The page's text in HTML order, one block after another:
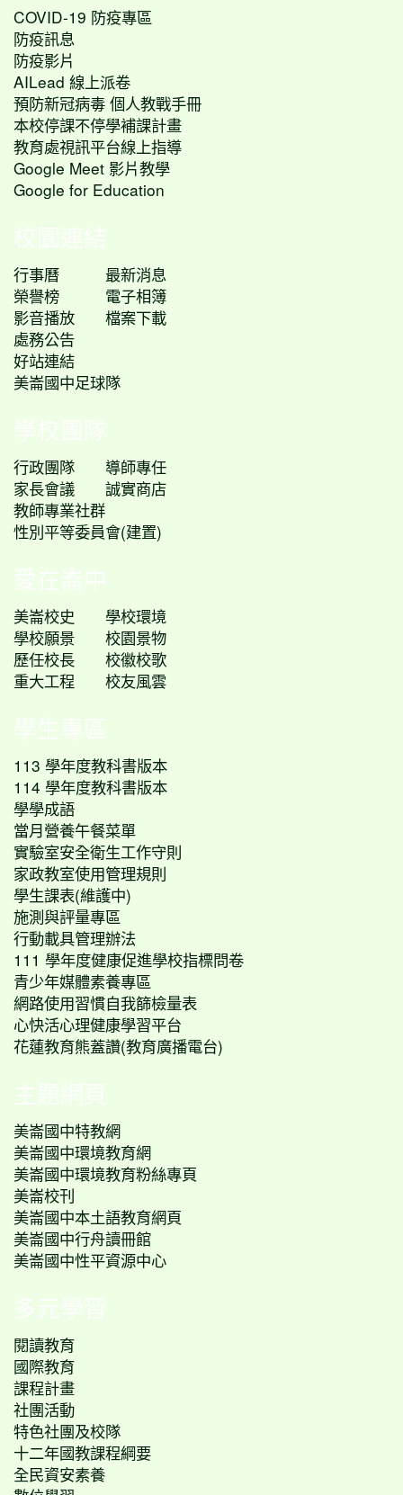
COVID-19 防疫專區
防疫訊息
防疫影片
AILead 線上派卷
預防新冠病毒 個人教戰手冊
本校停課不停學補課計畫
教育處視訊平台線上指導
Google Meet 影片教學
Google for Education
校園連結
行事曆
最新消息
榮譽榜
電子相簿
影音播放
檔案下載
處務公告
好站連結
美崙國中足球隊
學校團隊
行政團隊
導師專任
家長會議
誠實商店
教師專業社群
性別平等委員會(建置)
愛在崙中
美崙校史
學校環境
學校願景
校園景物
歷任校長
校徽校歌
重大工程
校友風雲
學生專區
113 學年度教科書版本
114 學年度教科書版本
學學成語
當月營養午餐菜單
實驗室安全衛生工作守則
家政教室使用管理規則
學生課表(維護中)
施測與評量專區
行動載具管理辦法
111 學年度健康促進學校指標問卷
青少年媒體素養專區
網路使用習慣自我篩檢量表
心快活心理健康學習平台
花蓮教育熊蓋讚(教育廣播電台)
主題網頁
美崙國中特教網
美崙國中環境教育網
美崙國中環境教育粉絲專頁
美崙校刊
美崙國中本土語教育網頁
美崙國中行舟讀冊館
美崙國中性平資源中心
多元學習
閱讀教育
國際教育
課程計畫
社團活動
特色社團及校隊
十二年國教課程綱要
全民資安素養